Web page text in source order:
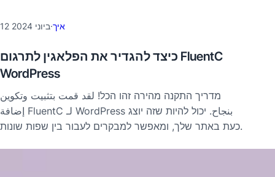
12 ביוני 2024·איך
כיצד להגדיר את הפלאגין לתרגום FluentC
WordPress
מדריך התקנה מהירה זהו הכל! لقد قمت بتثبيت وتكوين
إضافة FluentC لـ WordPress بنجاح. יכול להיות שזה יוצג
כעת באתר שלך, ומאפשר למבקרים לעבור בין שפות שונות.